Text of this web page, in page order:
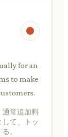
for an
to make
通常追加料
て、トッ
。